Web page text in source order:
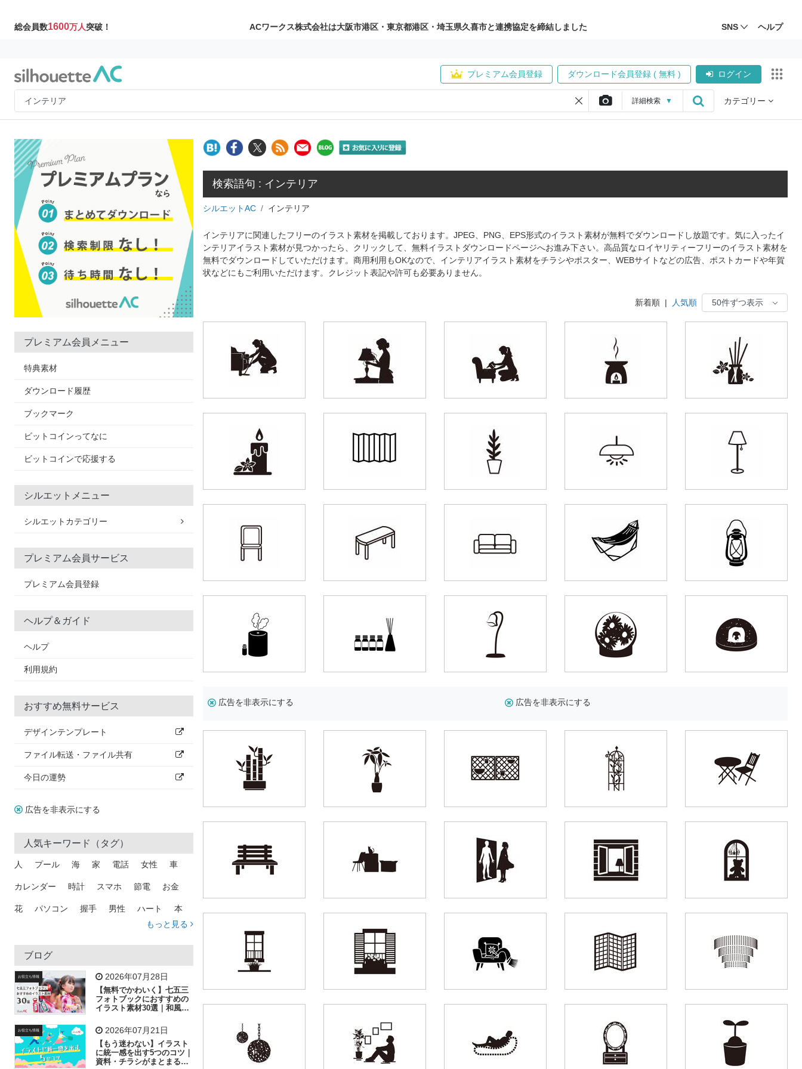
総会員数1600万人突破！ ACワークス株式会社は大阪市港区・東京都港区・埼玉県久喜市と連携協定を締結しました SNS ヘルプ
プレミアム会員登録 ダウンロード会員登録 ( 無料 ) ログイン
詳細検索 ▼ カテゴリー
プレミアム会員メニュー
特典素材
ダウンロード履歴
ブックマーク
ビットコインってなに
ビットコインで応援する
シルエットメニュー
シルエットカテゴリー
プレミアム会員サービス
プレミアム会員登録
ヘルプ＆ガイド
ヘルプ
利用規約
おすすめ無料サービス
デザインテンプレート
ファイル転送・ファイル共有
今日の運勢
広告を非表示にする
人気キーワード（タグ）
人 プール 海 家 電話 女性 車
カレンダー 時計 スマホ 節電 お金
花 パソコン 握手 男性 ハート 本
トラック 木
吹き出し
飛行機 グラフ ビル 魚 家族 書類
歩く 工場 会社 太陽 キラキラ
子供 作業員 相談 ピクトグラム
もっと見る
ブログ
お役立ち情報 2026年07月28日
【無料でかわいく】七五三
フォトブックにおすすめの
イラスト素材30選｜和風の
お役立ち情報 2026年07月21日
【もう迷わない】イラスト
に統一感を出す5つのコツ｜
資料・チラシがまとまるフ
検索語句 : インテリア
シルエットAC インテリア
インテリアに関連したフリーのイラスト素材を掲載しております。JPEG、PNG、EPS形式のイラスト素材が無料でダウンロードし放題です。気に入ったイ
ンテリアイラスト素材が見つかったら、クリックして、無料イラストダウンロードページへお進み下さい。高品質なロイヤリティーフリーのイラスト素材を
無料でダウンロードしていただけます。商用利用もOKなので、インテリアイラスト素材をチラシやポスター、WEBサイトなどの広告、ポストカードや年賀
状などにもご利用いただけます。クレジット表記や許可も必要ありません。
新着順 | 人気順
広告を非表示にする 広告を非表示にする